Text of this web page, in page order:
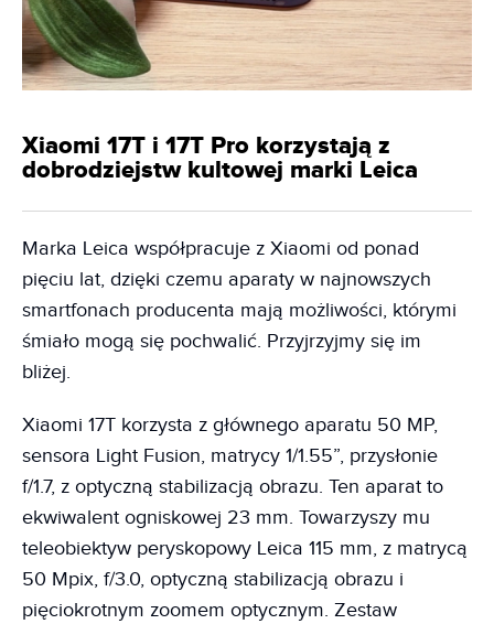
Xiaomi 17T i 17T Pro korzystają z
dobrodziejstw kultowej marki Leica
Marka Leica współpracuje z Xiaomi od ponad
pięciu lat, dzięki czemu aparaty w najnowszych
smartfonach producenta mają możliwości, którymi
śmiało mogą się pochwalić. Przyjrzyjmy się im
bliżej.
Xiaomi 17T korzysta z głównego aparatu 50 MP,
sensora Light Fusion, matrycy 1/1.55”, przysłonie
f/1.7, z optyczną stabilizacją obrazu. Ten aparat to
ekwiwalent ogniskowej 23 mm. Towarzyszy mu
teleobiektyw peryskopowy Leica 115 mm, z matrycą
50 Mpix, f/3.0, optyczną stabilizacją obrazu i
pięciokrotnym zoomem optycznym. Zestaw